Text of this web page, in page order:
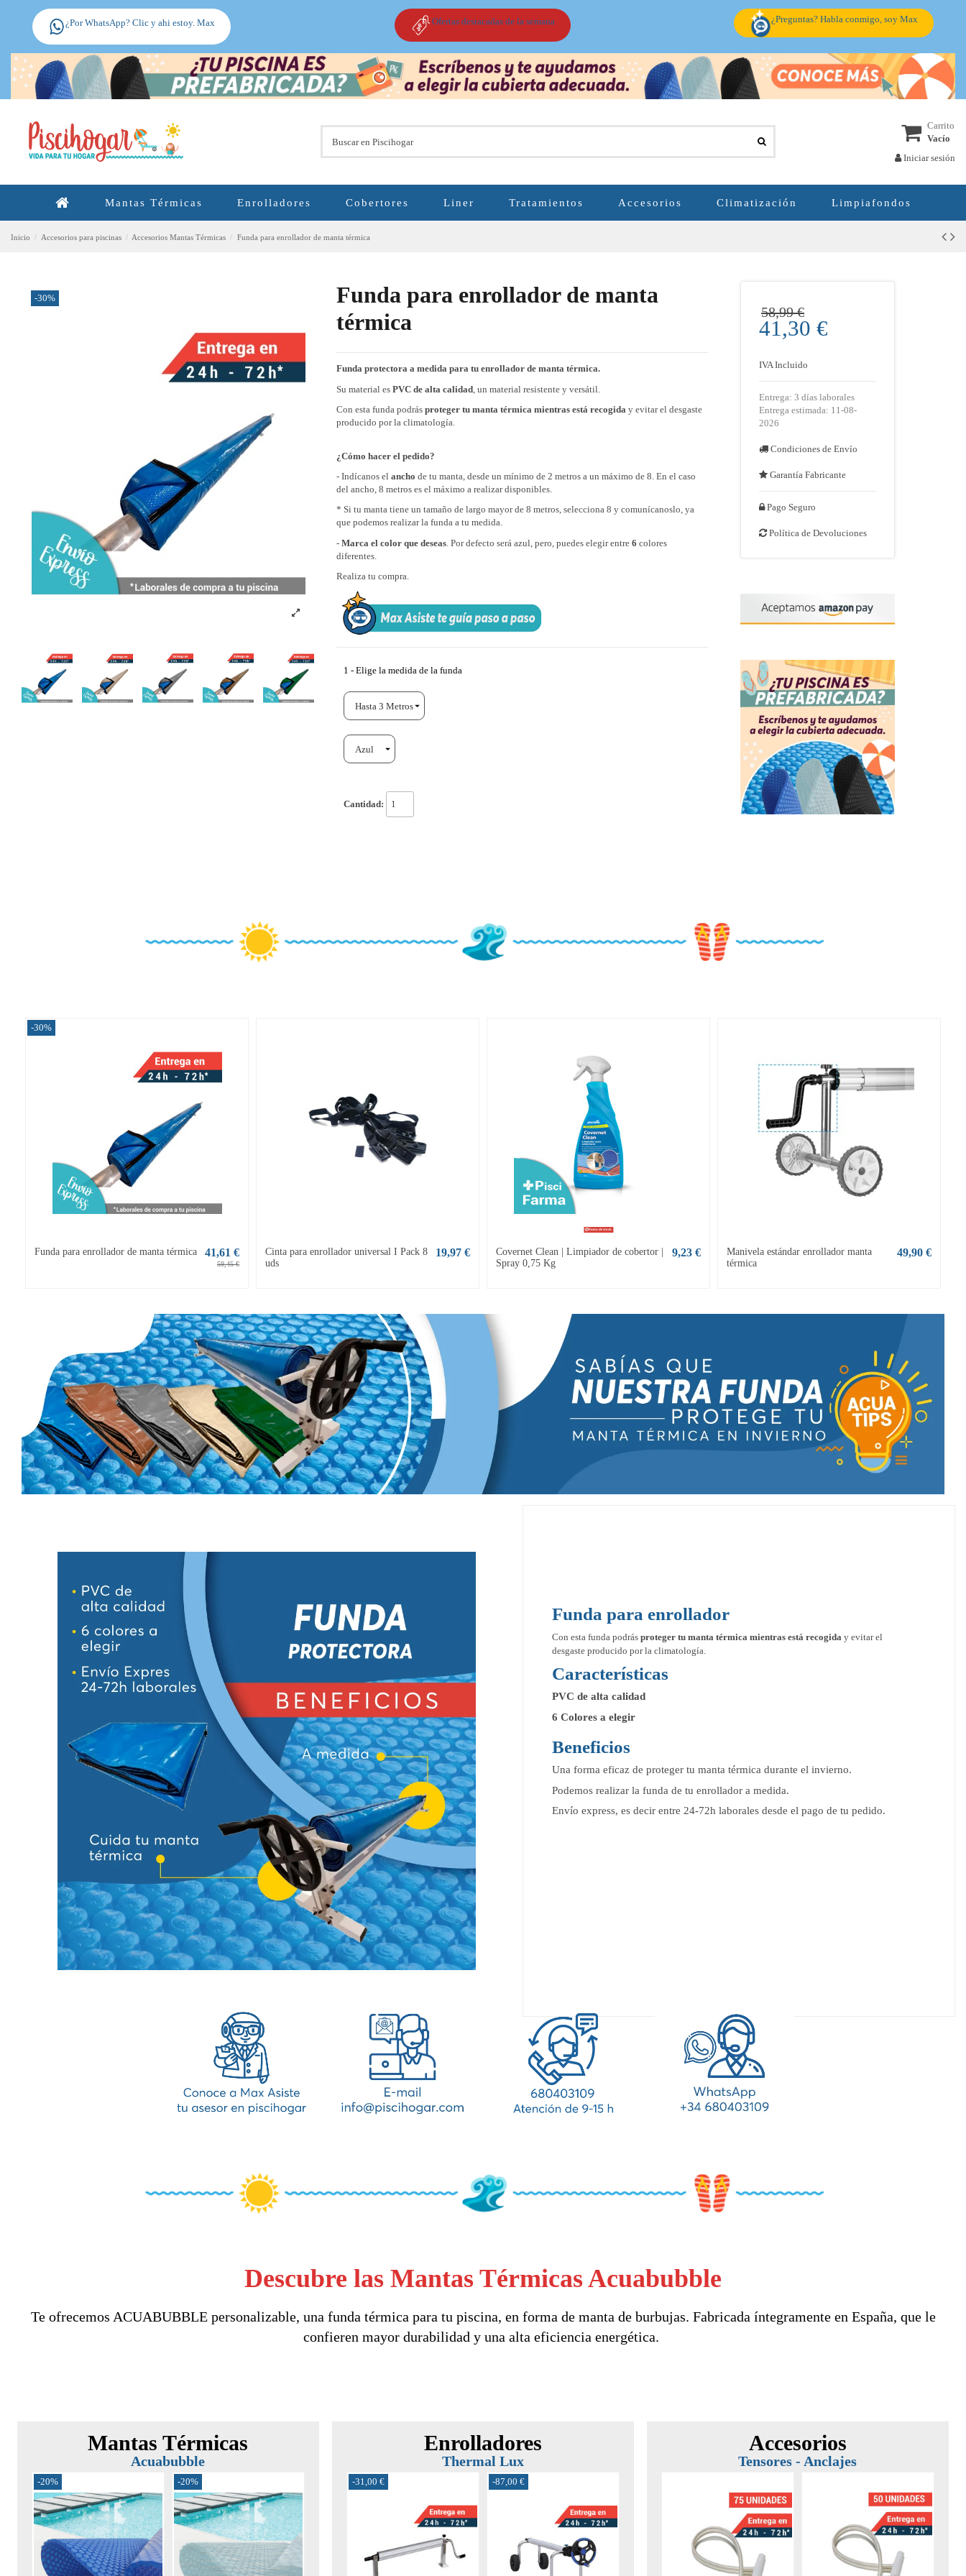
¿Por WhatsApp? Clic y ahi estoy. Max Ofertas destacadas de la semana ¿Preguntas? Habla conmigo, soy Max
Carrito
Vacío
Iniciar sesión
Mantas Térmicas Enrolladores Cobertores Liner Tratamientos Accesorios Climatización Limpiafondos
Inicio Accesorios para piscinas Accesorios Mantas Térmicas Funda para enrollador de manta térmica
-30%
Funda para enrollador de manta
térmica
Funda protectora a medida para tu enrollador de manta térmica.
Su material esPVC de alta calidad, un material resistente y versátil.
Con esta funda podrás proteger tu manta térmica mientras está recogiday evitar el desgaste
producido por la climatología.
¿Cómo hacer el pedido?
- Indícanos el ancho de tu manta, desde un mínimo de 2 metros a un máximo de 8. En el caso
del ancho, 8 metros es el máximo a realizar disponibles.
* Si tu manta tiene un tamaño de largo mayor de 8 metros, selecciona 8 y comunícanoslo, ya
que podemos realizar la funda a tu medida.
- Marca el color que deseas. Por defecto será azul, pero, puedes elegir entre 6 colores
diferentes.
Realiza tu compra.
1 - Elige la medida de la funda
Cantidad:
58,99 €
41,30 €
IVA Incluido
Entrega: 3 días laborales
Entrega estimada: 11-08-
2026
Condiciones de Envío
Garantía Fabricante
Pago Seguro
Política de Devoluciones
-30%
Funda para enrollador de manta térmica 41,61 €
59,45 €
Cinta para enrollador universal I Pack 8
uds
19,97 €
Fuera de stock
Covernet Clean | Limpiador de cobertor |
Spray 0,75 Kg
9,23 €
Manivela estándar enrollador manta
térmica
49,90 €
Funda para enrollador
Con esta funda podrás proteger tu manta térmica mientras está recogiday evitar el
desgaste producido por la climatología.
Características
PVC de alta calidad
6 Colores a elegir
Beneficios
Una forma eficaz de proteger tu manta térmica durante el invierno.
Podemos realizar la funda de tu enrollador a medida.
Envío express, es decir entre 24-72h laborales desde el pago de tu pedido.
Descubre las Mantas Térmicas Acuabubble
Te ofrecemos ACUABUBBLE personalizable, una funda térmica para tu piscina, en forma de manta de burbujas. Fabricada íntegramente en España, que le
confieren mayor durabilidad y una alta eficiencia energética.
Mantas Térmicas
Acuabubble
-20% -20%
Enrolladores
Thermal Lux
-31,00 € -87,00 €
Accesorios
Tensores - Anclajes